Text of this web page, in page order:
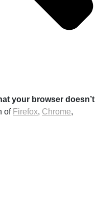
your browser doesn’t
of Firefox, Chrome,